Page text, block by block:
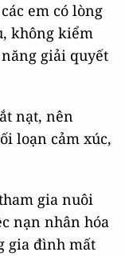
em có lòng
không kiểm
giải quyết
nạt, nên
loạn cảm xúc,
gia nuôi
nạn nhân hóa
gia đình mất